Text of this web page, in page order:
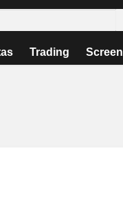
Trading